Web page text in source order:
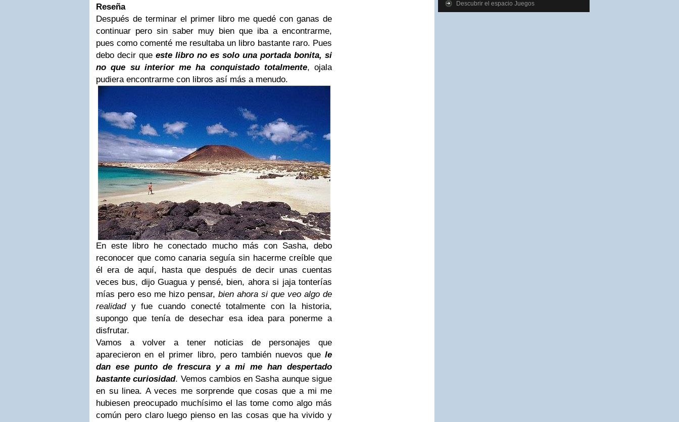
Reseña
Después de terminar el primer libro me quedé con ganas de
continuar pero sin saber muy bien que iba a encontrarme,
pues como comenté me resultaba un libro bastante raro. Pues
debo decir que este libro no es solo una portada bonita, si
no que su interior me ha conquistado totalmente, ojala
pudiera encontrarme con libros así más a menudo.
En este libro he conectado mucho más con Sasha, debo
reconocer que como canaria seguía sin hacerme creíble que
él era de aquí, hasta que después de decir unas cuentas
veces bus, dijo Guagua y pensé, bien, ahora si jaja tonterías
mías pero eso me hizo pensar, bien ahora si que veo algo de
realidady fue cuando conecté totalmente con la historia,
supongo que tenía de desechar esa idea para ponerme a
disfrutar.
Vamos a volver a tener noticias de personajes que
aparecieron en el primer libro, pero también nuevos que le
dan ese punto de frescura y a mi me han despertado
bastante curiosidad. Vemos cambios en Sasha aunque sigue
en su linea. A veces me sorprende que cosas que a mi me
hubiesen preocupado muchísimo el las tome como algo más
común pero claro luego pienso en las cosas que ha vivido y
Descubrir el espacio Juegos